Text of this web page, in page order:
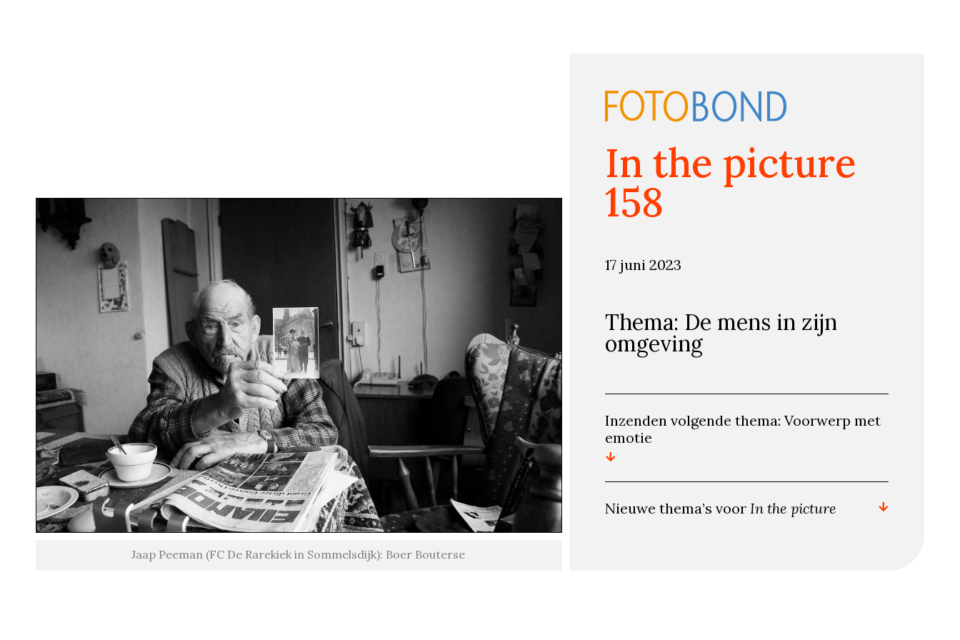
Jaap Peeman (FC De Rarekiek in Sommelsdijk): Boer Bouterse
In the picture
158
17 juni 2023
Thema: De mens in zijn
omgeving
Inzenden volgende thema: Voorwerp met
emotie
Nieuwe thema’s voor In the picture